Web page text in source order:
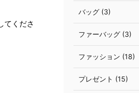
てくださ
バッグ (3)
ファーバッグ (3)
ファッション (18)
プレゼント (15)